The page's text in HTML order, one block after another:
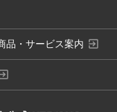
品・サービス案内 exit_to_app